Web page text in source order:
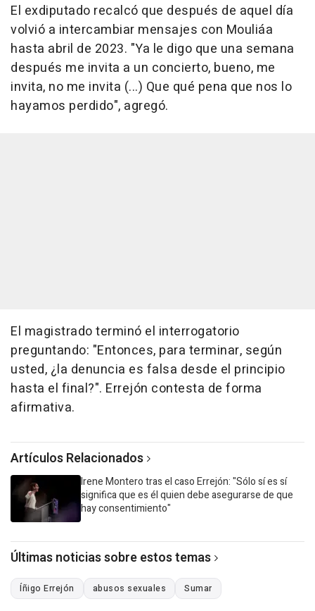
El exdiputado recalcó que después de aquel día
volvió a intercambiar mensajes con Mouliáa
hasta abril de 2023. "Ya le digo que una semana
después me invita a un concierto, bueno, me
invita, no me invita (...) Que qué pena que nos lo
hayamos perdido", agregó.
El magistrado terminó el interrogatorio
preguntando: "Entonces, para terminar, según
usted, ¿la denuncia es falsa desde el principio
hasta el final?". Errejón contesta de forma
afirmativa.
Artículos Relacionados
Irene Montero tras el caso Errejón: "Sólo sí es sí
significa que es él quien debe asegurarse de que
hay consentimiento"
Últimas noticias sobre estos temas
Íñigo Errejón abusos sexuales Sumar